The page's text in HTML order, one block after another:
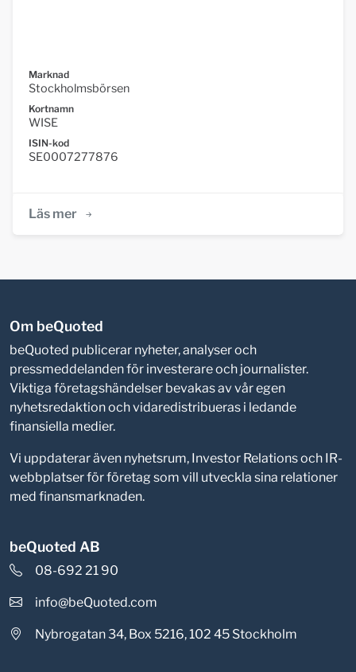
Marknad
Stockholmsbörsen
Kortnamn
WISE
ISIN-kod
SE0007277876
Läs mer
Om beQuoted
beQuoted publicerar nyheter, analyser och
pressmeddelanden för investerare och journalister.
Viktiga företagshändelser bevakas av vår egen
nyhetsredaktion och vidaredistribueras i ledande
finansiella medier.
Vi uppdaterar även nyhetsrum, Investor Relations och IR-
webbplatser för företag som vill utveckla sina relationer
med finansmarknaden.
beQuoted AB
08-692 21 90
info@beQuoted.com
Nybrogatan 34, Box 5216, 102 45 Stockholm